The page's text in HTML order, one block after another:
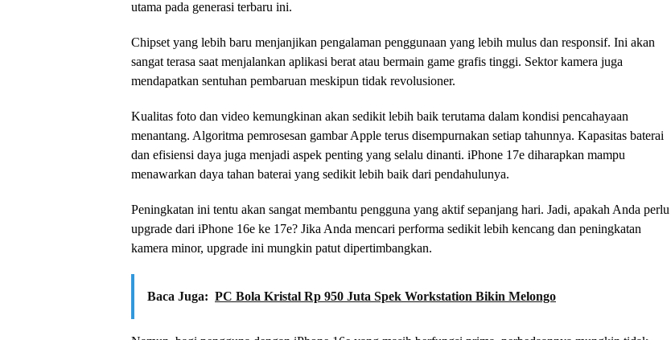
utama pada generasi terbaru ini.
Chipset yang lebih baru menjanjikan pengalaman penggunaan yang lebih mulus dan responsif. Ini akan
sangat terasa saat menjalankan aplikasi berat atau bermain game grafis tinggi. Sektor kamera juga
mendapatkan sentuhan pembaruan meskipun tidak revolusioner.
Kualitas foto dan video kemungkinan akan sedikit lebih baik terutama dalam kondisi pencahayaan
menantang. Algoritma pemrosesan gambar Apple terus disempurnakan setiap tahunnya. Kapasitas baterai
dan efisiensi daya juga menjadi aspek penting yang selalu dinanti. iPhone 17e diharapkan mampu
menawarkan daya tahan baterai yang sedikit lebih baik dari pendahulunya.
Peningkatan ini tentu akan sangat membantu pengguna yang aktif sepanjang hari. Jadi, apakah Anda perlu
upgrade dari iPhone 16e ke 17e? Jika Anda mencari performa sedikit lebih kencang dan peningkatan
kamera minor, upgrade ini mungkin patut dipertimbangkan.
Baca Juga: PC Bola Kristal Rp 950 Juta Spek Workstation Bikin Melongo